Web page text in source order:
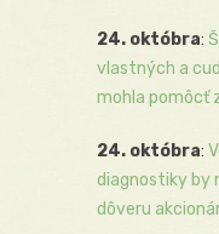
24. októbra:
vlastných a
mohla pomôcť
24. októbra:
diagnostiky by
dôveru